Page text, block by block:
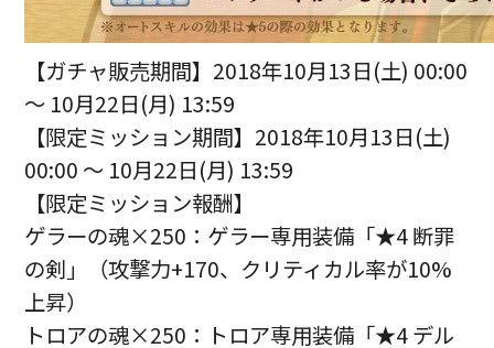
【ガチャ販売期間】2018年10月13日(土) 00:00
～ 10月22日(月) 13:59
【限定ミッション期間】2018年10月13日(土)
00:00 ～ 10月22日(月) 13:59
【限定ミッション報酬】
ゲラーの魂×250：ゲラー専用装備「★4 断罪
の剣」（攻撃力+170、クリティカル率が10%
上昇）
トロアの魂×250：トロア専用装備「★4 デル